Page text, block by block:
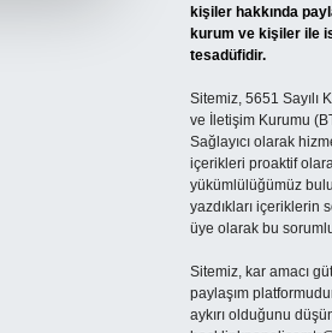
kişiler hakkında
kurum ve kişiler ile
tesadüfidir.
Sitemiz, 5651 Sayılı
ve İletişim Kurumu
Sağlayıcı olarak
içerikleri proaktif
yükümlülüğümüz
yazdıkları içeriklerin
üye olarak bu
Sitemiz, kar amacı
paylaşım
aykırı olduğunu